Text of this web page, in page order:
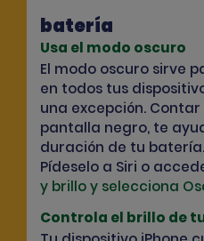
batería
Usa el modo oscuro
El modo oscuro sirve
en todos tus
una excepción.
pantalla negro, te
duración de tu
Pídeselo a Siri o
y brillo y selecciona
Controla el brillo de